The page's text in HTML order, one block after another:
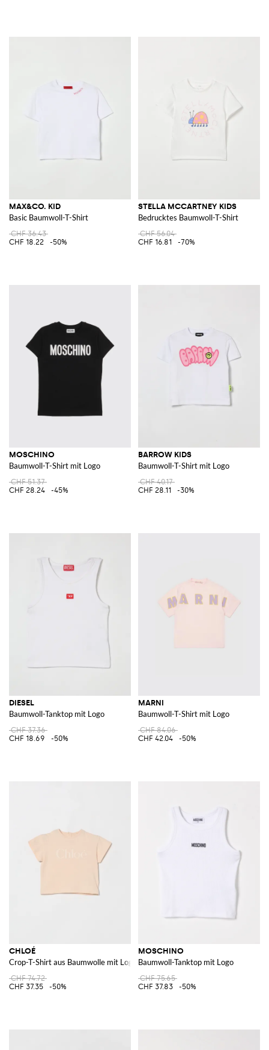
MAX&CO. KID
Basic Baumwoll-T-Shirt
CHF 36.43
CHF 18.22
-50%
STELLA MCCARTNEY KIDS
Bedrucktes Baumwoll-T-Shirt
CHF 56.04
CHF 16.81
-70%
MOSCHINO
Baumwoll-T-Shirt mit Logo
CHF 51.37
CHF 28.24
-45%
BARROW KIDS
Baumwoll-T-Shirt mit Logo
CHF 40.17
CHF 28.11
-30%
DIESEL
Baumwoll-Tanktop mit Logo
CHF 37.36
CHF 18.69
-50%
MARNI
Baumwoll-T-Shirt mit Logo
CHF 84.06
CHF 42.04
-50%
CHLOÉ
Crop-T-Shirt aus Baumwolle mit Logo
CHF 74.72
CHF 37.35
-50%
MOSCHINO
Baumwoll-Tanktop mit Logo
CHF 75.65
CHF 37.83
-50%